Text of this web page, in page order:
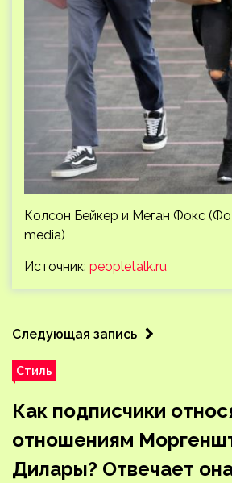
Колсон Бейкер и Меган Фокс
media)
Источник: peopletalk.ru
Следующая запись
Стиль
Как подписчики
отношениям
Дилары? Отвечает